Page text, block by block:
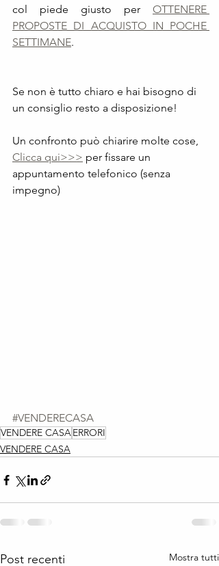
col piede giusto per OTTENERE
PROPOSTE DI ACQUISTO IN POCHE
SETTIMANE.
Se non è tutto chiaro e hai bisogno di
un consiglio resto a disposizione!
Un confronto può chiarire molte cose,
Clicca qui>>> per fissare un
appuntamento telefonico (senza
impegno)
#VENDERECASA
VENDERE CASAERRORI
VENDERE CASA
Post recenti Mostra tutti